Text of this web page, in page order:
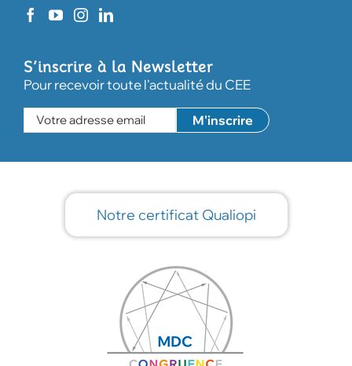
S’inscrire à la Newsletter
Pour recevoir toute l'actualité du CEE
Notre certificat Qualiopi